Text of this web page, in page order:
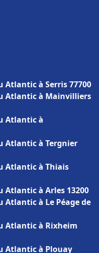
Atlantic à Serris 77700
Atlantic à Mainvilliers
Atlantic à
Atlantic à Tergnier
Atlantic à Thiais
Atlantic à Arles 13200
Atlantic à Le Péage de
Atlantic à Rixheim
Atlantic à Plouay